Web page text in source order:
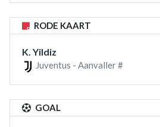
RODE KAART
K. Yildiz
Juventus - Aanvaller #
GOAL